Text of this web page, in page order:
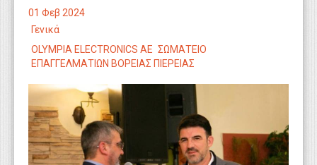
01 Φεβ 2024
Γενικά
OLYMPIA ELECTRONICS AE ΣΩΜΑΤΕΙΟ
ΕΠΑΓΓΕΛΜΑΤΙΩΝ ΒΟΡΕΙΑΣ ΠΙΕΡΕΙΑΣ
Βιβλιοθήκη Απόψεων
Κυτίο Παραπόνων Πολιτών
WEBTV